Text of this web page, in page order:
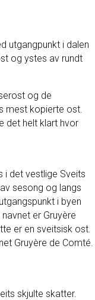
utgangpunkt i dalen
og ystes av rundt
og de
mest kopierte ost.
det helt klart hvor
i det vestlige Sveits
sesong og langs
i byen
er Gruyère
er en sveitsisk ost.
Gruyère de Comté.
skjulte skatter.